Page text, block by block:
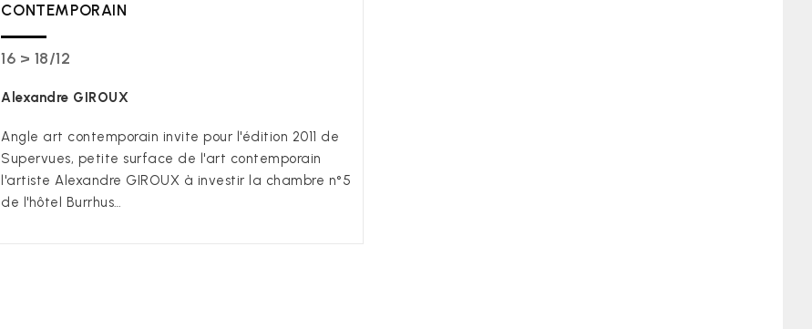
CONTEMPORAIN
16 > 18/12
Alexandre GIROUX
Angle art contemporain invite pour l'édition 2011 de
Supervues, petite surface de l'art contemporain
l'artiste Alexandre GIROUX à investir la chambre n°5
de l'hôtel Burrhus…